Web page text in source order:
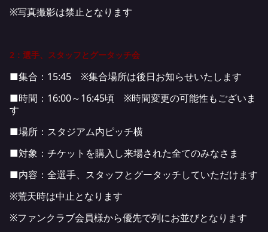
※写真撮影は禁止となります
2：選手、スタッフとグータッチ会
■集合：15:45 ※集合場所は後日お知らせいたします
■時間：16:00～16:45頃 ※時間変更の可能性もございま
す
■場所：スタジアム内ピッチ横
■対象：チケットを購入し来場された全てのみなさま
■内容：全選手、スタッフとグータッチしていただけます
※荒天時は中止となります
※ファンクラブ会員様から優先で列にお並びとなります